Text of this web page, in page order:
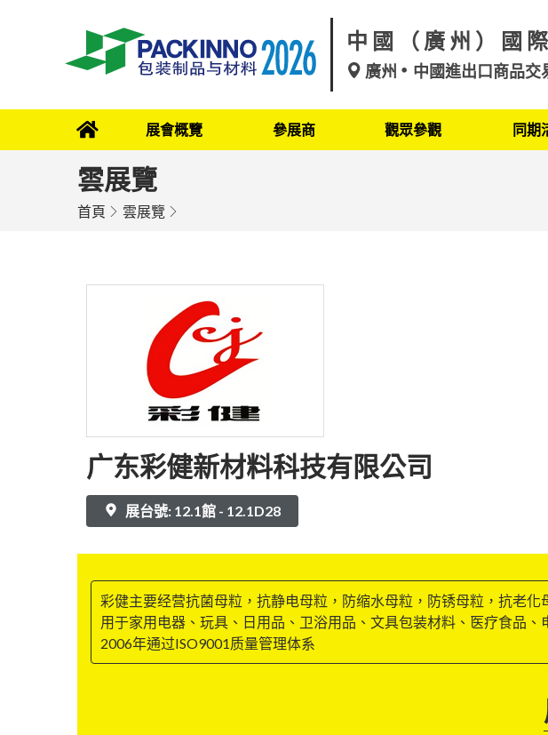
中國（廣州）國
廣州 中國進出口商品交
展會概覽 參展商 觀眾參觀 同期
雲展覽
首頁 雲展覽
广东彩健新材料科技有限公司
展台號: 12.1館 - 12.1D28
彩健主要经营抗菌母粒，抗静电母粒，防缩水母粒，防锈母粒，抗老
用于家用电器、玩具、日用品、卫浴用品、文具包装材料、医疗食品
2006年通过ISO9001质量管理体系